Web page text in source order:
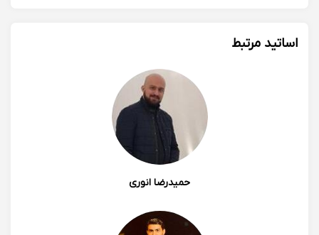
فوق العاده بودن ایشون با حوصله مهربان صبور نظم و
بسیار با دیسیپلین هستن..
اساتید مرتبط
حمیدرضا انوری